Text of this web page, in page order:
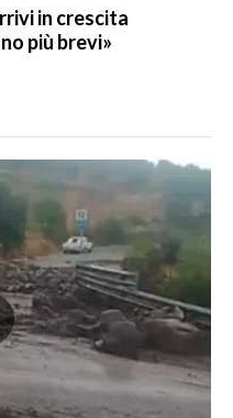
in crescita
più brevi»